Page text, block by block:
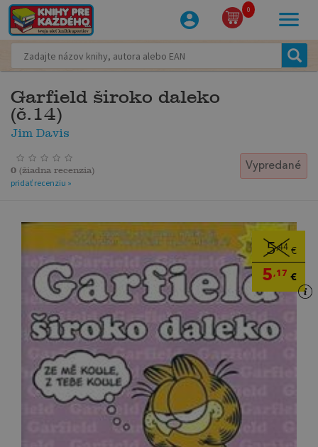
0
Garfield široko daleko
(č.14)
Jim Davis
Vypredané
0 (žiadna recenzia)
pridať recenziu »
5,44 €
5,17 €